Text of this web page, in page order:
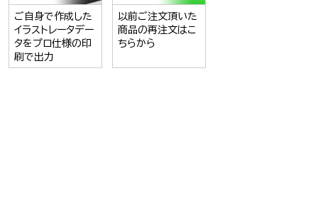
ご自身で作成した
イラストレータデー
タをプロ仕様の印
刷で出力
以前ご注文頂いた
商品の再注文はこ
ちらから